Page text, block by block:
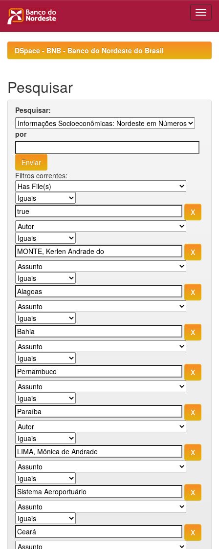
navigationDSpace - BNB - Banco do Nordeste do Brasil
Pesquisar
Pesquisar:
por
Filtros correntes: